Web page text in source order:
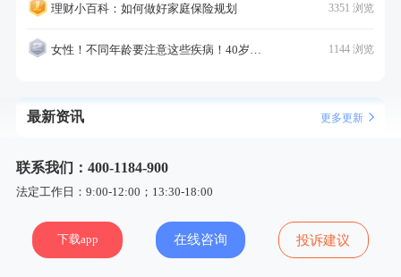
理财小百科：如何做好家庭保险规划 3351 浏览
女性！不同年龄要注意这些疾病！40岁的这个疾病最需要注意！ 1144 浏览
最新资讯 更多更新
联系我们：400-1184-900
法定工作日：9:00-12:00；13:30-18:00
下载app 在线咨询 投诉建议